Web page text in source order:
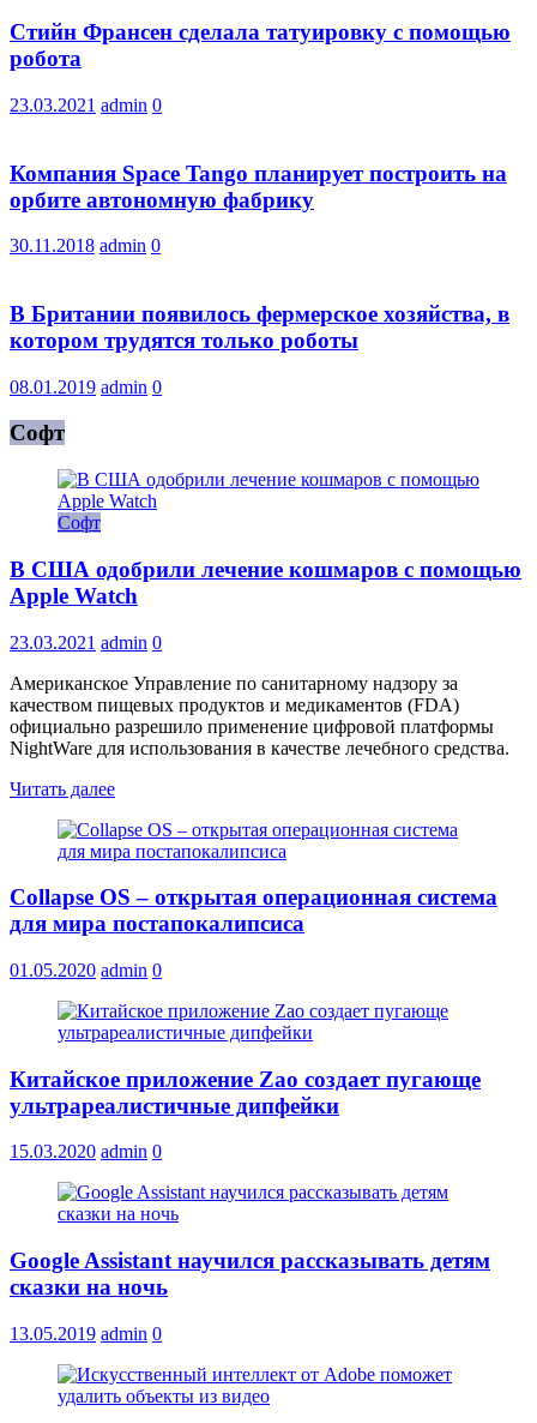
Стийн Франсен сделала татуировку с помощью
робота
23.03.2021 admin 0
Компания Space Tango планирует построить на
орбите автономную фабрику
30.11.2018 admin 0
В Британии появилось фермерское хозяйства, в
котором трудятся только роботы
08.01.2019 admin 0
Софт
Софт
В США одобрили лечение кошмаров с помощью
Apple Watch
23.03.2021 admin 0
Американское Управление по санитарному надзору за
качеством пищевых продуктов и медикаментов (FDA)
официально разрешило применение цифровой платформы
NightWare для использования в качестве лечебного средства.
Читать далее
Collapse OS – открытая операционная система
для мира постапокалипсиса
01.05.2020 admin 0
Китайское приложение Zao создает пугающе
ультрареалистичные дипфейки
15.03.2020 admin 0
Google Assistant научился рассказывать детям
сказки на ночь
13.05.2019 admin 0